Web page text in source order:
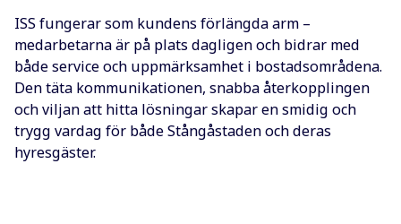
ISS fungerar som kundens förlängda arm –
medarbetarna är på plats dagligen och bidrar med
både service och uppmärksamhet i bostadsområdena.
Den täta kommunikationen, snabba återkopplingen
och viljan att hitta lösningar skapar en smidig och
trygg vardag för både Stångåstaden och deras
hyresgäster.